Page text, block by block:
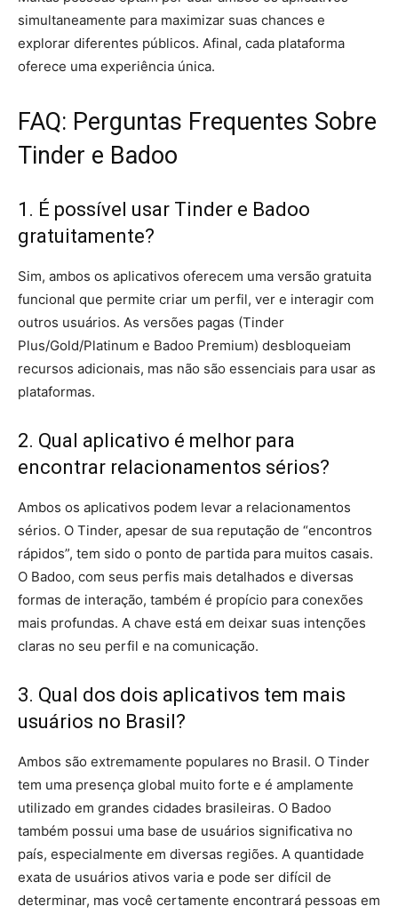
simultaneamente para maximizar suas chances e
explorar diferentes públicos. Afinal, cada plataforma
oferece uma experiência única.
FAQ: Perguntas Frequentes Sobre
Tinder e Badoo
1. É possível usar Tinder e Badoo
gratuitamente?
Sim, ambos os aplicativos oferecem uma versão gratuita
funcional que permite criar um perfil, ver e interagir com
outros usuários. As versões pagas (Tinder
Plus/Gold/Platinum e Badoo Premium) desbloqueiam
recursos adicionais, mas não são essenciais para usar as
plataformas.
2. Qual aplicativo é melhor para
encontrar relacionamentos sérios?
Ambos os aplicativos podem levar a relacionamentos
sérios. O Tinder, apesar de sua reputação de “encontros
rápidos”, tem sido o ponto de partida para muitos casais.
O Badoo, com seus perfis mais detalhados e diversas
formas de interação, também é propício para conexões
mais profundas. A chave está em deixar suas intenções
claras no seu perfil e na comunicação.
3. Qual dos dois aplicativos tem mais
usuários no Brasil?
Ambos são extremamente populares no Brasil. O Tinder
tem uma presença global muito forte e é amplamente
utilizado em grandes cidades brasileiras. O Badoo
também possui uma base de usuários significativa no
país, especialmente em diversas regiões. A quantidade
exata de usuários ativos varia e pode ser difícil de
determinar, mas você certamente encontrará pessoas em